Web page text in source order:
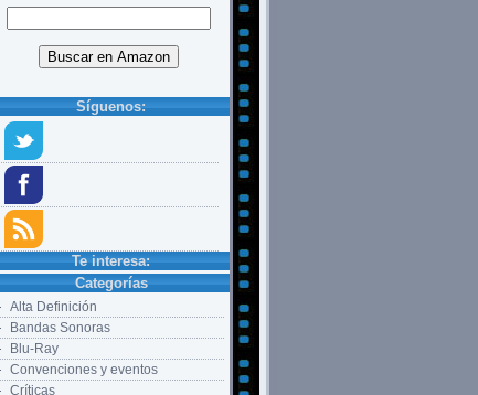
Síguenos:
Te interesa:
Categorías
Alta Definición
Bandas Sonoras
Blu-Ray
Convenciones y eventos
Críticas